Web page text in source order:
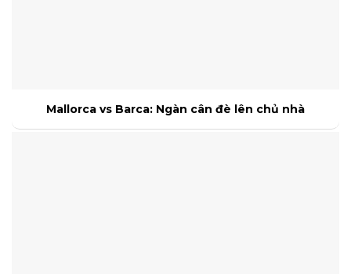
Mallorca vs Barca: Ngàn cân đè lên chủ nhà